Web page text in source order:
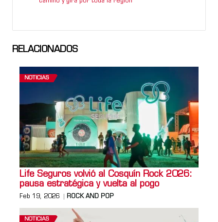
RELACIONADOS
NOTICIAS
Life Seguros volvió al Cosquín Rock 2026:
pausa estratégica y vuelta al pogo
Feb 19, 2026 ROCK AND POP
NOTICIAS